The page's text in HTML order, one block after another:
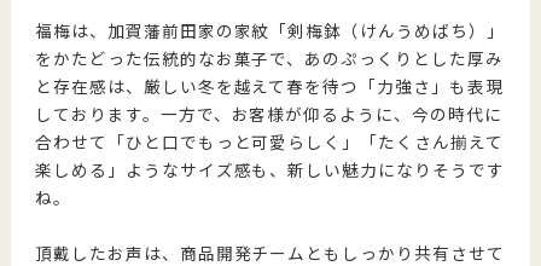
福梅は、加賀藩前田家の家紋「剣梅鉢（けんうめばち）」
をかたどった伝統的なお菓子で、あのぷっくりとした厚み
と存在感は、厳しい冬を越えて春を待つ「力強さ」も表現
しております。一方で、お客様が仰るように、今の時代に
合わせて「ひと口でもっと可愛らしく」「たくさん揃えて
楽しめる」ようなサイズ感も、新しい魅力になりそうです
ね。
頂戴したお声は、商品開発チームともしっかり共有させて